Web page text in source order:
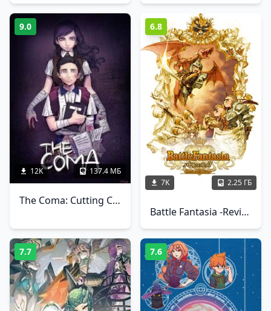
9.0
12K 137.4 МБ
The Coma: Cutting Class
6.8
7K 2.25 ГБ
Battle Fantasia -Revised Edition-
7.7 7.6